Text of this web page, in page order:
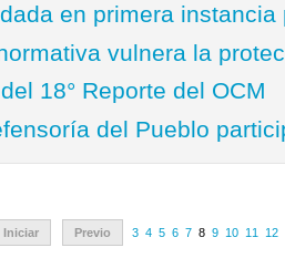
en primera
vulnera la
18° Reporte del OCM
del Pueblo
Iniciar Previo 3 4 5 6 7 8 9 10 11 12